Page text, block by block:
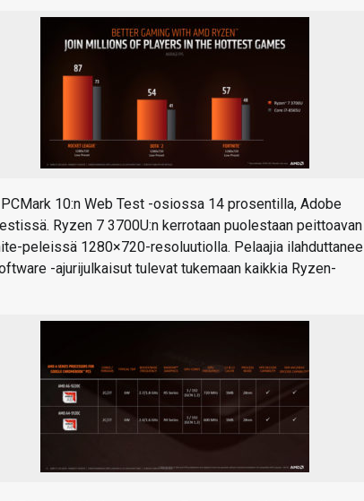
10:n Web Test -osiossa 14 prosentilla, Adobe
Ryzen 7 3700U:n kerrotaan puolestaan peittoavan
peleissä 1280×720-resoluutiolla. Pelaajia ilahduttanee
-ajurijulkaisut tulevat tukemaan kaikkia Ryzen-